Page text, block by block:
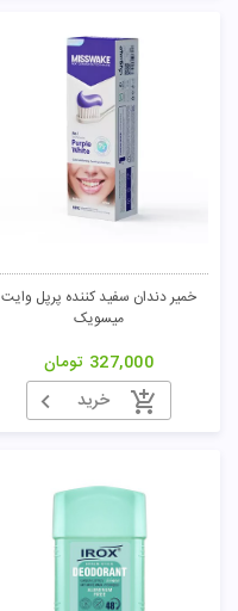
خمیر دندان سفید کننده پرپل وایت
میسویک
327,000 تومان
خرید